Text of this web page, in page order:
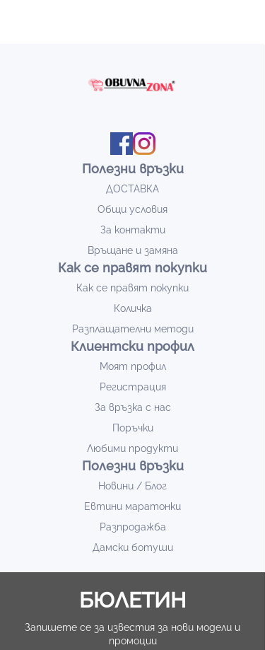
Полезни връзки
ДОСТАВКА
Общи условия
За контакти
Връщане и замяна
Как се правят покупки
Как се правят покупки
Количка
Разплащателни методи
Клиентски профил
Моят профил
Регистрация
За връзка с нас
Поръчки
Любими продукти
Полезни връзки
Новини / Блог
Евтини маратонки
Разпродажба
Дамски ботуши
БЮЛЕТИН
Запишете се за известия за нови модели и
промоции